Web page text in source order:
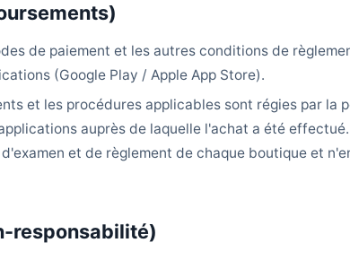
de paiement et les autres conditions de
(Google Play / Apple App Store).
et les procédures applicables sont régies par la
auprès de laquelle l'achat a été
et de règlement de chaque boutique et
responsabilité)